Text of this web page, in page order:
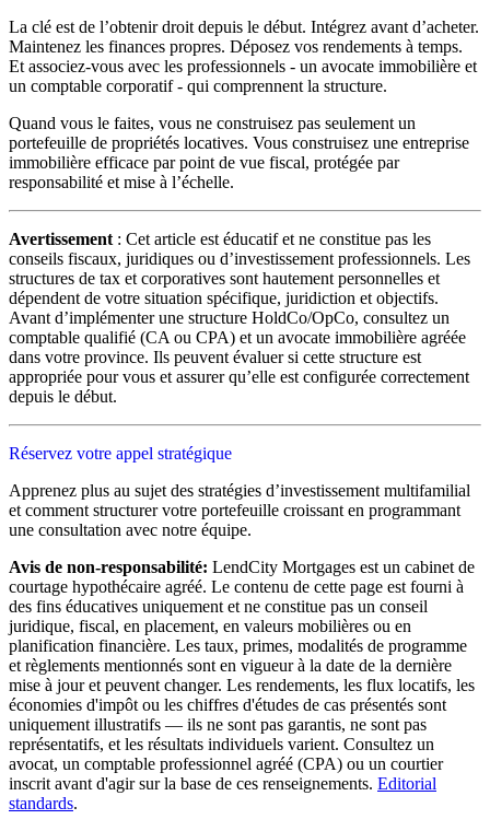
La clé est de l’obtenir droit depuis le début. Intégrez avant d’acheter.
Maintenez les finances propres. Déposez vos rendements à temps.
Et associez-vous avec les professionnels - un avocate immobilière et
un comptable corporatif - qui comprennent la structure.
Quand vous le faites, vous ne construisez pas seulement un
portefeuille de propriétés locatives. Vous construisez une entreprise
immobilière efficace par point de vue fiscal, protégée par
responsabilité et mise à l’échelle.
Avertissement : Cet article est éducatif et ne constitue pas les
conseils fiscaux, juridiques ou d’investissement professionnels. Les
structures de tax et corporatives sont hautement personnelles et
dépendent de votre situation spécifique, juridiction et objectifs.
Avant d’implémenter une structure HoldCo/OpCo, consultez un
comptable qualifié (CA ou CPA) et un avocate immobilière agréée
dans votre province. Ils peuvent évaluer si cette structure est
appropriée pour vous et assurer qu’elle est configurée correctement
depuis le début.
Réservez votre appel stratégique
Apprenez plus au sujet des stratégies d’investissement multifamilial
et comment structurer votre portefeuille croissant en programmant
une consultation avec notre équipe.
Avis de non-responsabilité: LendCity Mortgages est un cabinet de
courtage hypothécaire agréé. Le contenu de cette page est fourni à
des fins éducatives uniquement et ne constitue pas un conseil
juridique, fiscal, en placement, en valeurs mobilières ou en
planification financière. Les taux, primes, modalités de programme
et règlements mentionnés sont en vigueur à la date de la dernière
mise à jour et peuvent changer. Les rendements, les flux locatifs, les
économies d'impôt ou les chiffres d'études de cas présentés sont
uniquement illustratifs — ils ne sont pas garantis, ne sont pas
représentatifs, et les résultats individuels varient. Consultez un
avocat, un comptable professionnel agréé (CPA) ou un courtier
inscrit avant d'agir sur la base de ces renseignements. Editorial
standards.